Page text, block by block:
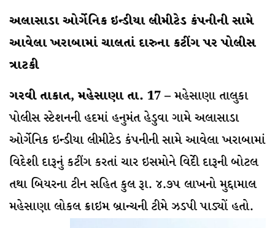
અલાસાડા ઓર્ગેનિક ઇન્ડીયા લીમીટેડ કંપનીની સામે
આવેલા ખરાબામાં ચાલતાં દારુના કટીંગ પર પોલીસ
ત્રાટકી
ગરવી તાકાત, મહેસાણા તા. 17 –મહેસાણા તાલુકા
પોલીસ સ્ટેશનની હદમાં હનુમંત હેડુવા ગામે અલાસાડા
ઓર્ગેનિક ઇન્ડીયા લીમીટેડ કંપનીની સામે આવેલા ખરાબામાં
વિદેશી દારૂનું કટીંગ કરતાં ચાર ઇસમોને વિદેી દારૂની બોટલ
તથા બિયરના ટીન સહિત કુલ રૂા. ૪.૭૫ લાખનો મુદ્દામાલ
મહેસાણા લોકલ ક્રાઇમ બ્રાન્ચની ટીમે ઝડપી પાડ્યોં હતો.